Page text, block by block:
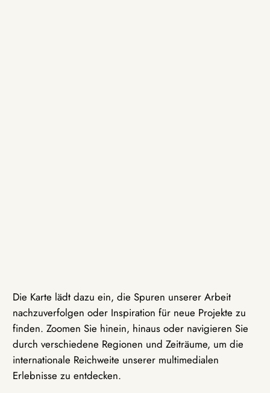
Die Karte lädt dazu ein, die Spuren unserer Arbeit
nachzuverfolgen oder Inspiration für neue Projekte zu
finden. Zoomen Sie hinein, hinaus oder navigieren Sie
durch verschiedene Regionen und Zeiträume, um die
internationale Reichweite unserer multimedialen
Erlebnisse zu entdecken.